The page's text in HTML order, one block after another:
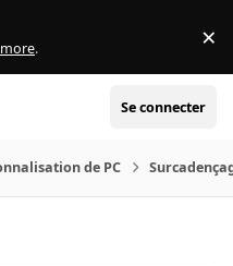
. ×
Se connecter
de PC